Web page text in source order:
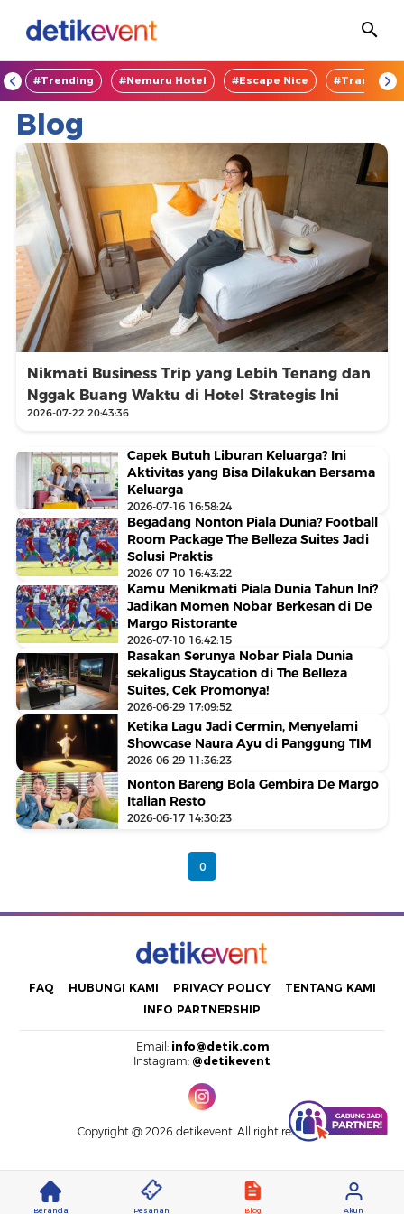
Beranda Pesanan Blog Akun
#Trending #Nemuru Hotel #Escape Nice
Temukan
Event
Menarik
DetikEvent
Blog
Nikmati Business Trip yang Lebih Tenang dan
Nggak Buang Waktu di Hotel Strategis Ini
2026-07-22 20:43:36
Capek Butuh Liburan Keluarga? Ini
Aktivitas yang Bisa Dilakukan Bersama
Keluarga
2026-07-16 16:58:24
Begadang Nonton Piala Dunia? Football
Room Package The Belleza Suites Jadi
Solusi Praktis
2026-07-10 16:43:22
Kamu Menikmati Piala Dunia Tahun Ini?
Jadikan Momen Nobar Berkesan di De
Margo Ristorante
2026-07-10 16:42:15
Rasakan Serunya Nobar Piala Dunia
sekaligus Staycation di The Belleza
Suites, Cek Promonya!
2026-06-29 17:09:52
Ketika Lagu Jadi Cermin, Menyelami
Showcase Naura Ayu di Panggung TIM
2026-06-29 11:36:23
Nonton Bareng Bola Gembira De Margo
Italian Resto
2026-06-17 14:30:23
0
FAQ HUBUNGI KAMI PRIVACY POLICY
TENTANG KAMI
INFO PARTNERSHIP
Email: info@detik.com
Instagram: @detikevent
Copyright @ 2026 detikevent. All right reserved.